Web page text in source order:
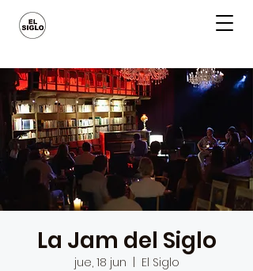
La Jam del Siglo
jue, 18 jun
El Siglo